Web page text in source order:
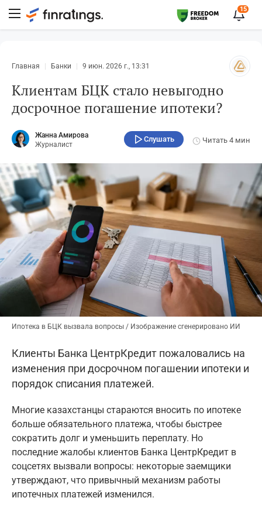
15
Главная Банки 9 июн. 2026 г., 13:31
Клиентам БЦК стало невыгодно
досрочное погашение ипотеки?
Жанна Амирова
Журналист
Слушать Читать 4 мин
Ипотека в БЦК вызвала вопросы / Изображение сгенерировано ИИ
Клиенты Банка ЦентрКредит пожаловались на
изменения при досрочном погашении ипотеки и
порядок списания платежей.
Многие казахстанцы стараются вносить по ипотеке
больше обязательного платежа, чтобы быстрее
сократить долг и уменьшить переплату. Но
последние жалобы клиентов Банка ЦентрКредит в
соцсетях вызвали вопросы: некоторые заемщики
утверждают, что привычный механизм работы
ипотечных платежей изменился.